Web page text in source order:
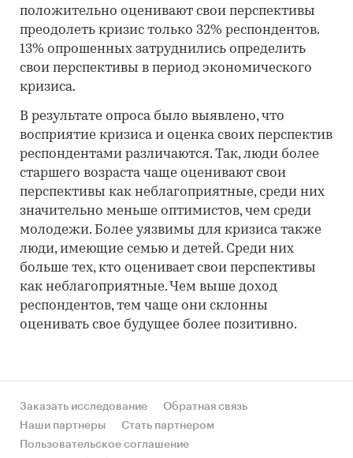
положительно оценивают свои перспективы
преодолеть кризис только 32% респондентов.
13% опрошенных затруднились определить
свои перспективы в период экономического
кризиса.
В результате опроса было выявлено, что
восприятие кризиса и оценка своих перспектив
респондентами различаются. Так, люди более
старшего возраста чаще оценивают свои
перспективы как неблагоприятные, среди них
значительно меньше оптимистов, чем среди
молодежи. Более уязвимы для кризиса также
люди, имеющие семью и детей. Среди них
больше тех, кто оценивает свои перспективы
как неблагоприятные. Чем выше доход
респондентов, тем чаще они склонны
оценивать свое будущее более позитивно.
Заказать исследование
Обратная связь
Наши партнеры
Стать партнером
Пользовательское соглашение